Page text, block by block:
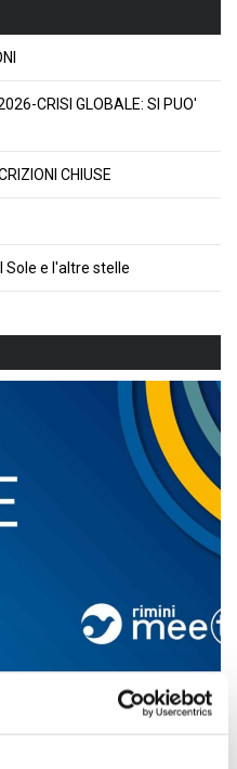
CRISI GLOBALE: SI PUO'
CHIUSE
Sole e l'altre stelle